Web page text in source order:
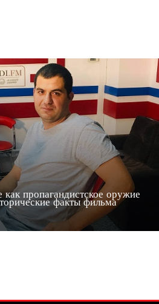
пропагандистское оружие
факты фильма